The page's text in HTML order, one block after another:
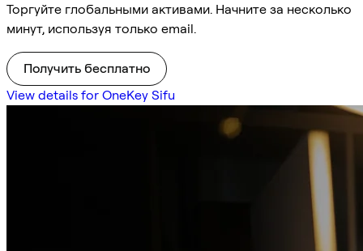
Торгуйте глобальными активами. Начните за несколько
минут, используя только email.
Получить бесплатно
View details for OneKey Sifu